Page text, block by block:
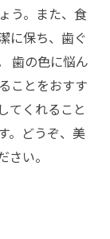
う。また、食
に保ち、歯ぐ
歯の色に悩ん
ことをおすす
てくれること
。どうぞ、美
い。